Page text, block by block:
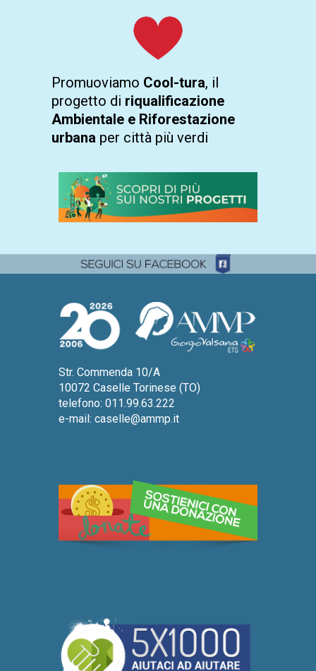
Promuoviamo Cool-tura, il
progetto di riqualificazione
Ambientale e Riforestazione
urbana per città più verdi
Str. Commenda 10/A
10072 Caselle Torinese (TO)
telefono: 011.99.63.222
e-mail: caselle@ammp.it